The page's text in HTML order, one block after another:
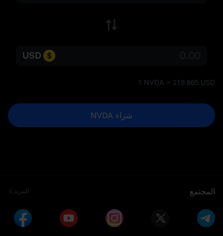
USD
1 NVDA = 219.865 USD
شراء NVDA
المجتمع المزيد